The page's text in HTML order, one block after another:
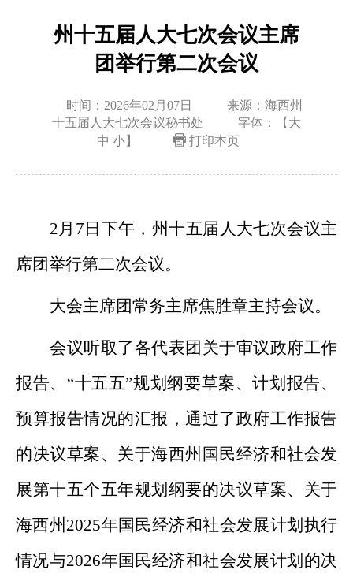
州十五届人大七次会议主席
团举行第二次会议
时间：2026年02月07日
来源：海西州
十五届人大七次会议秘书处
字体：【 大
中 小】 打印本页
2月 7 日 下午， 州十五届人大七次会议主
席团举行第二次会议。
大会主席团常务主席焦胜章主持会议。
会议听取了各代表团关于审议政府工作
报告、 “十五五”规划纲要草案、计划报告、
预算报告情况的汇报， 通过了政府工作报告
的决议草案、关于海西州国民经济和社会发
展第十五个五年规划纲要的决议草案、关于
海西州 2025年国民经济和社会发展计划执行
情况与2026年国民经济和社会发展计划的决